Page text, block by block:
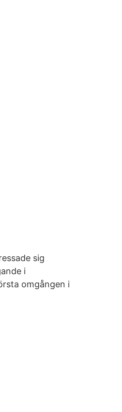
sig
i
omgången i